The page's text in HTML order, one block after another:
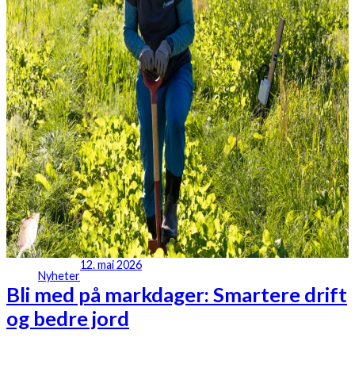
Nyheter
12. mai 2026
Bli med på markdager: Smartere drift
og bedre jord